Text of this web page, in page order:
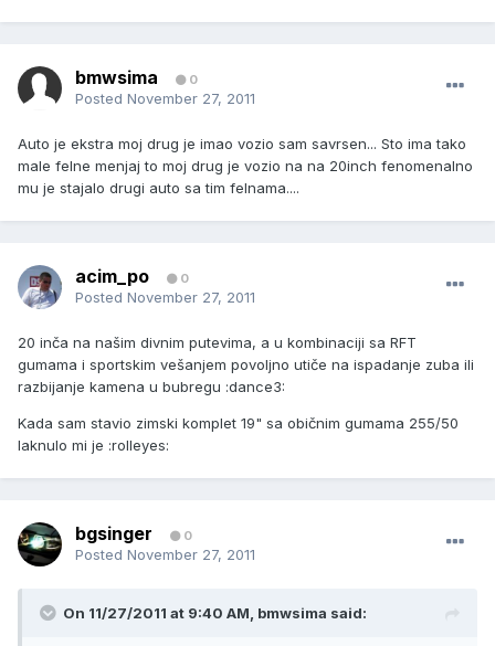
bmwsima 0
Posted November 27, 2011
Auto je ekstra moj drug je imao vozio sam savrsen... Sto ima tako
male felne menjaj to moj drug je vozio na na 20inch fenomenalno
mu je stajalo drugi auto sa tim felnama....
acim_po 0
Posted November 27, 2011
20 inča na našim divnim putevima, a u kombinaciji sa RFT
gumama i sportskim vešanjem povoljno utiče na ispadanje zuba ili
razbijanje kamena u bubregu :dance3:
Kada sam stavio zimski komplet 19" sa običnim gumama 255/50
laknulo mi je :rolleyes:
bgsinger 0
Posted November 27, 2011
On 11/27/2011 at 9:40 AM, bmwsima said: